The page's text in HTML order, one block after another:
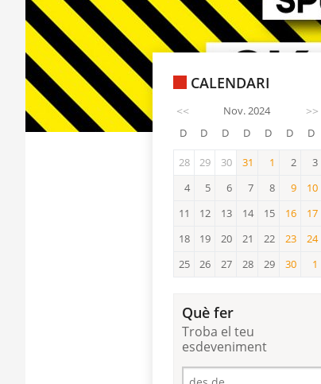
CALENDARI
<< Nov. 2024 >>
D D D D D D D
28 29 30 31 1 2
3
4
5 6 7 8 9
9
10
10
11 12 13 14 15 16
16
17
17
18 19 20 21 22 23
23
24
25 26 27 28 29 30 1
Què fer
Troba el teu
esdeveniment